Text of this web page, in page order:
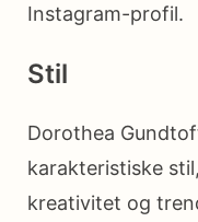
Instagram-profil.
Stil
Dorothea
karakteristiske
kreativitet og